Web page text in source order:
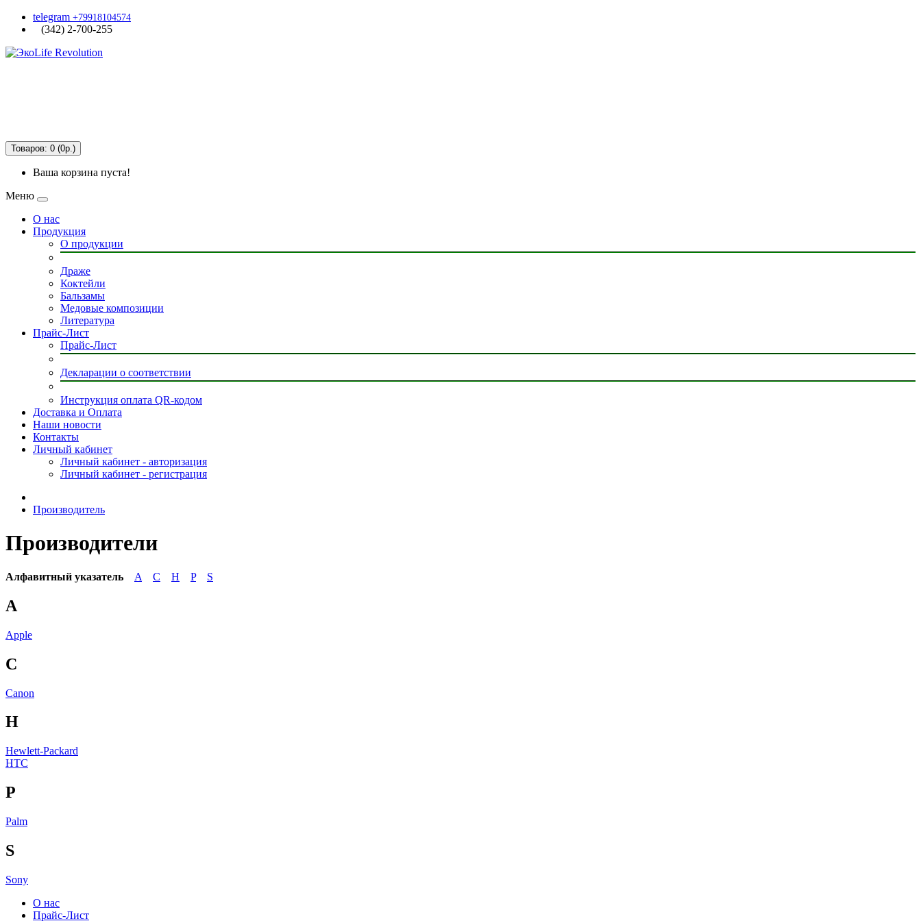
telegram +79918104574
(342) 2-700-255
Товаров: 0 (0р.)
Ваша корзина пуста!
Меню
О нас
Продукция
О продукции
Драже
Коктейли
Бальзамы
Медовые композиции
Литература
Прайс-Лист
Прайс-Лист
Декларации о соответствии
Инструкция оплата QR-кодом
Доставка и Оплата
Наши новости
Контакты
Личный кабинет
Личный кабинет - авторизация
Личный кабинет - регистрация
Производитель
Производители
Алфавитный указатель A C H P S
A
Apple
C
Canon
H
Hewlett-Packard
HTC
P
Palm
S
Sony
О нас
Прайс-Лист